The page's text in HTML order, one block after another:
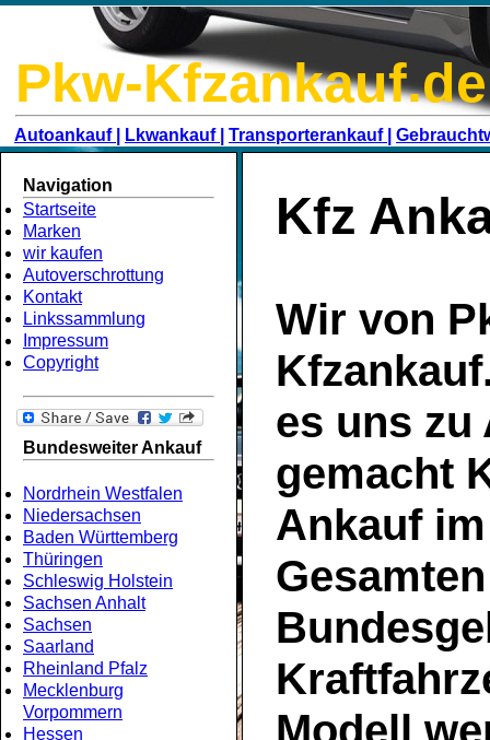
Pkw-Kfzankauf.de
Autoankauf | Lkwankauf | Transporterankauf |
Navigation
Startseite
Marken
wir kaufen
Autoverschrottung
Kontakt
Linkssammlung
Impressum
Copyright
Bundesweiter Ankauf
Nordrhein Westfalen
Niedersachsen
Baden Württemberg
Thüringen
Schleswig Holstein
Sachsen Anhalt
Sachsen
Saarland
Rheinland Pfalz
Mecklenburg
Vorpommern
Hessen
Kfz
Wir von
es uns zu
gemacht
Ankaufim
Gesamten